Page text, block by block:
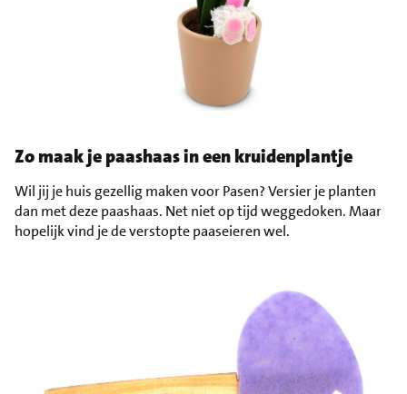
Zo maak je paashaas in een kruidenplantje
Wil jij je huis gezellig maken voor Pasen? Versier je planten
dan met deze paashaas. Net niet op tijd weggedoken. Maar
hopelijk vind je de verstopte paaseieren wel.